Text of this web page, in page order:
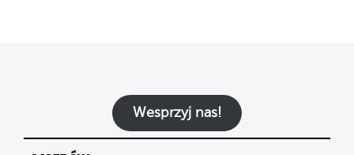
Wesprzyj nas!